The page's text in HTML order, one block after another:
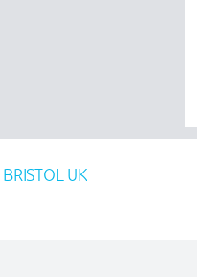
BRISTOL UK